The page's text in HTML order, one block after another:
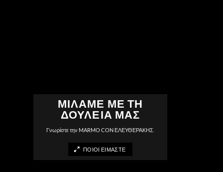
ΜΙΛΑΜΕ ΜΕ ΤΗ
ΔΟΥΛΕΙΑ ΜΑΣ
Γνωρίστε την MARMO CON ΕΛΕΥΘΕΡΑΚΗΣ
ΠΟΙΟΙ ΕΙΜΑΣΤΕ